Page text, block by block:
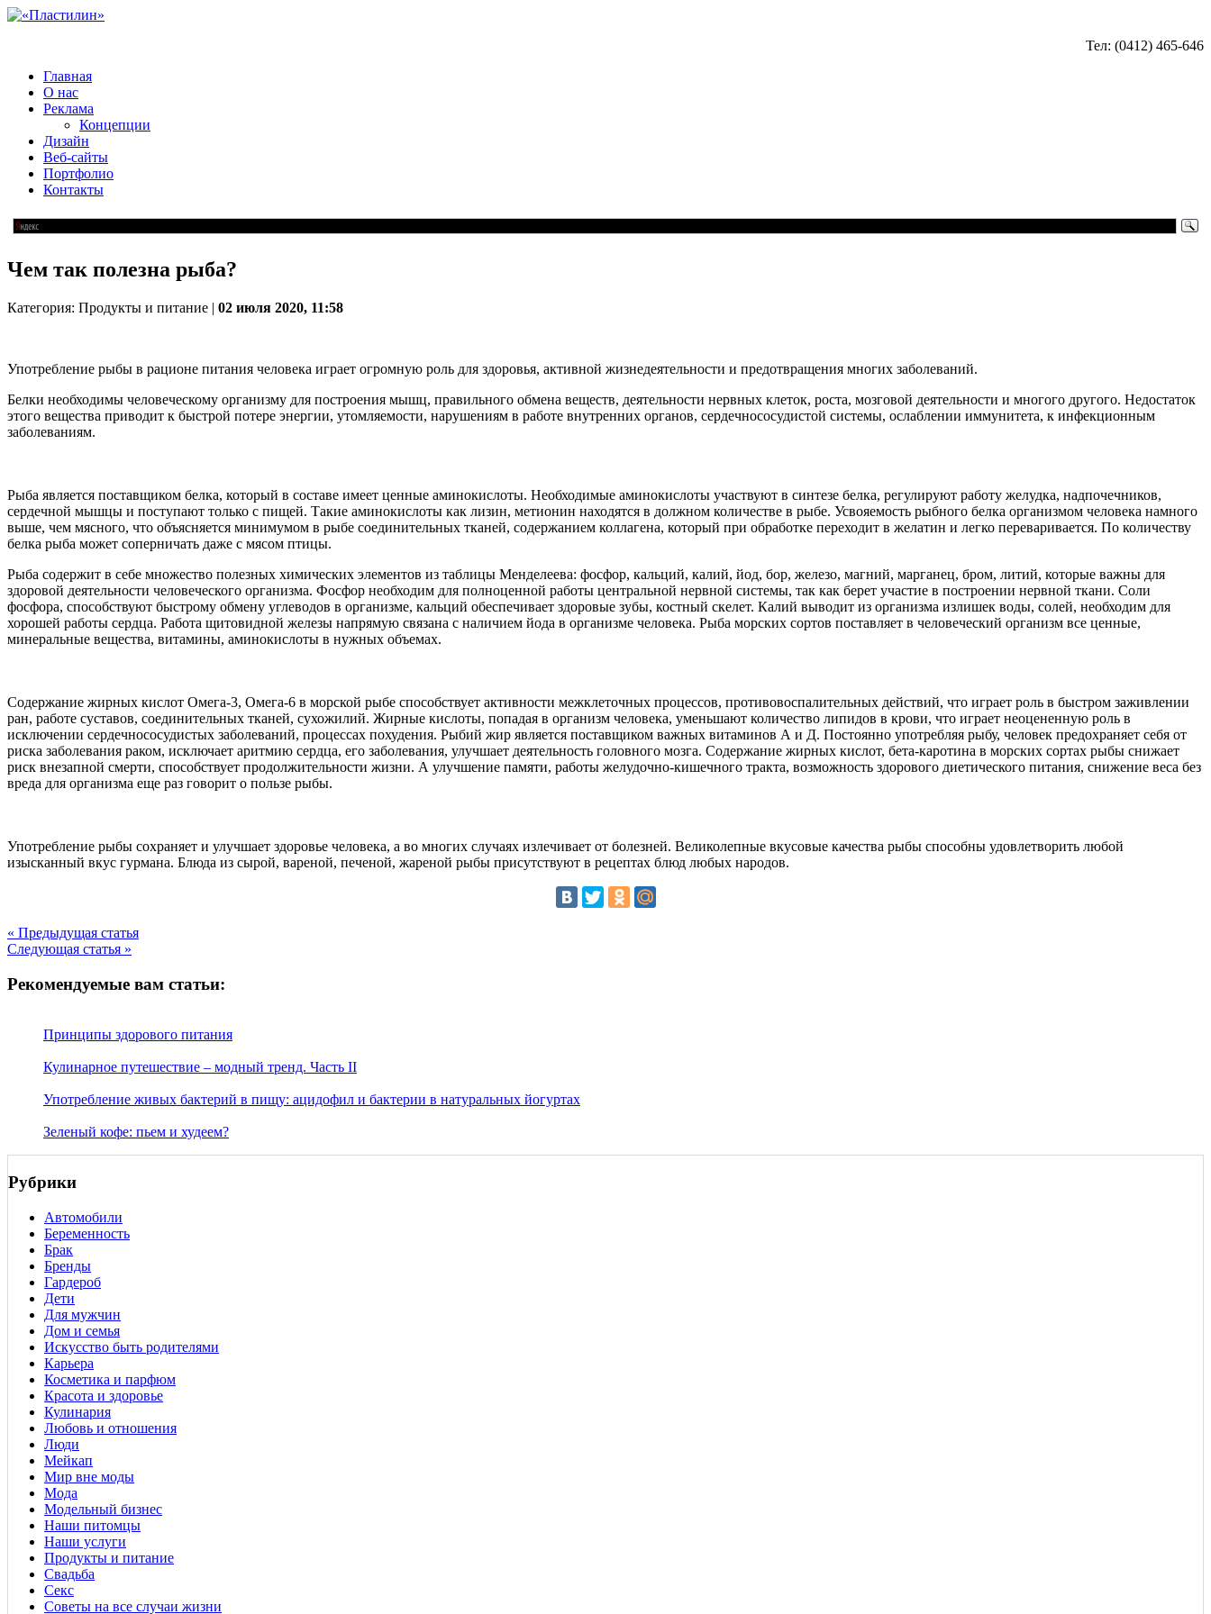
Тел: (0412) 465-646
Главная
О нас
Реклама
Концепции
Дизайн
Веб-сайты
Портфолио
Контакты
Чем так полезна рыба?
Категория: Продукты и питание | 02 июля 2020, 11:58
Употребление рыбы в рационе питания человека играет огромную роль для здоровья, активной жизнедеятельности и предотвращения многих заболеваний.
Белки необходимы человеческому организму для построения мышц, правильного обмена веществ, деятельности нервных клеток, роста, мозговой деятельности и многого другого. Недостаток
этого вещества приводит к быстрой потере энергии, утомляемости, нарушениям в работе внутренних органов, сердечнососудистой системы, ослаблении иммунитета, к инфекционным
заболеваниям.
Рыба является поставщиком белка, который в составе имеет ценные аминокислоты. Необходимые аминокислоты участвуют в синтезе белка, регулируют работу желудка, надпочечников,
сердечной мышцы и поступают только с пищей. Такие аминокислоты как лизин, метионин находятся в должном количестве в рыбе. Усвояемость рыбного белка организмом человека намного
выше, чем мясного, что объясняется минимумом в рыбе соединительных тканей, содержанием коллагена, который при обработке переходит в желатин и легко переваривается. По количеству
белка рыба может соперничать даже с мясом птицы.
Рыба содержит в себе множество полезных химических элементов из таблицы Менделеева: фосфор, кальций, калий, йод, бор, железо, магний, марганец, бром, литий, которые важны для
здоровой деятельности человеческого организма. Фосфор необходим для полноценной работы центральной нервной системы, так как берет участие в построении нервной ткани. Соли
фосфора, способствуют быстрому обмену углеводов в организме, кальций обеспечивает здоровые зубы, костный скелет. Калий выводит из организма излишек воды, солей, необходим для
хорошей работы сердца. Работа щитовидной железы напрямую связана с наличием йода в организме человека. Рыба морских сортов поставляет в человеческий организм все ценные,
минеральные вещества, витамины, аминокислоты в нужных объемах.
Содержание жирных кислот Омега-3, Омега-6 в морской рыбе способствует активности межклеточных процессов, противовоспалительных действий, что играет роль в быстром заживлении
ран, работе суставов, соединительных тканей, сухожилий. Жирные кислоты, попадая в организм человека, уменьшают количество липидов в крови, что играет неоцененную роль в
исключении сердечнососудистых заболеваний, процессах похудения. Рыбий жир является поставщиком важных витаминов А и Д. Постоянно употребляя рыбу, человек предохраняет себя от
риска заболевания раком, исключает аритмию сердца, его заболевания, улучшает деятельность головного мозга. Содержание жирных кислот, бета-каротина в морских сортах рыбы снижает
риск внезапной смерти, способствует продолжительности жизни. А улучшение памяти, работы желудочно-кишечного тракта, возможность здорового диетического питания, снижение веса без
вреда для организма еще раз говорит о пользе рыбы.
Употребление рыбы сохраняет и улучшает здоровье человека, а во многих случаях излечивает от болезней. Великолепные вкусовые качества рыбы способны удовлетворить любой
изысканный вкус гурмана. Блюда из сырой, вареной, печеной, жареной рыбы присутствуют в рецептах блюд любых народов.
« Предыдущая статья
Следующая статья »
Рекомендуемые вам статьи:
Принципы здорового питания
Кулинарное путешествие – модный тренд. Часть II
Употребление живых бактерий в пищу: ацидофил и бактерии в натуральных йогуртах
Зеленый кофе: пьем и худеем?
Рубрики
Автомобили
Беременность
Брак
Бренды
Гардероб
Дети
Для мужчин
Дом и семья
Искусство быть родителями
Карьера
Косметика и парфюм
Красота и здоровье
Кулинария
Любовь и отношения
Люди
Мейкап
Мир вне моды
Мода
Модельный бизнес
Наши питомцы
Наши услуги
Продукты и питание
Свадьба
Секс
Советы на все случаи жизни